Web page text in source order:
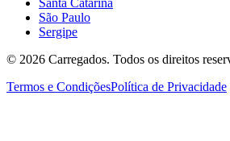
Santa Catarina
São Paulo
Sergipe
© 2026 Carregados. Todos os direitos
Termos e CondiçõesPolítica de Privacidade